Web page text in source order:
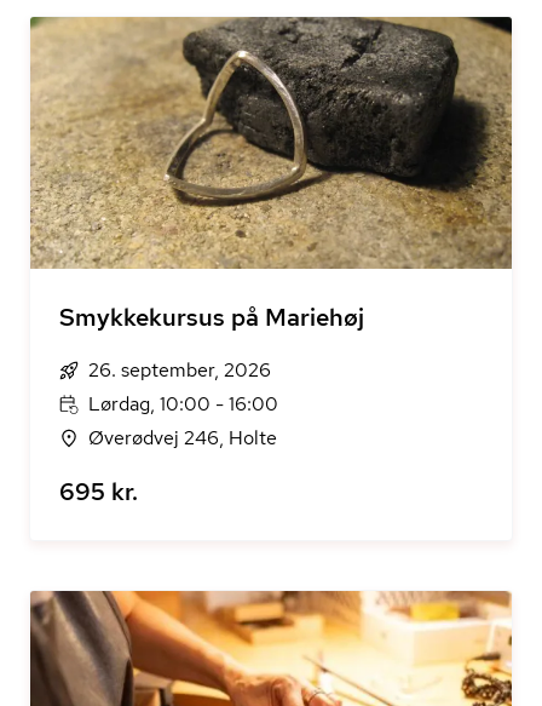
Smykkekursus på Mariehøj
26. september, 2026
Lørdag, 10:00 - 16:00
Øverødvej 246, Holte
695 kr.